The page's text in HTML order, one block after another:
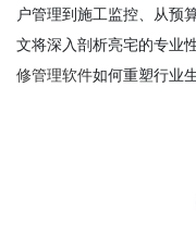
户管理到施工监控、从预
文将深入剖析亮宅的专业
修管理软件如何重塑行业生